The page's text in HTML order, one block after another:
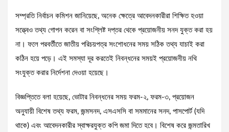
সম্প্রতি নির্বাচন কমিশন জানিয়েছে, অনেক ক্ষেত্রে আবেদনকারীরা শিক্ষিত হওয়া
সত্ত্বেও তথ্য গোপন করেন বা সংশ্লিষ্ট দপ্তর থেকে প্রয়োজনীয় সনদ যুক্ত করা হয়
না। ফলে পরবর্তীতে জাতীয় পরিচয়পত্র সংশোধনের সময় সঠিক তথ্য যাচাই করা
কঠিন হয়ে পড়ে। এই সমস্যা দূর করতেই নিবন্ধনের সময়ই প্রয়োজনীয় নথি
সংযুক্ত করার নির্দেশনা দেওয়া হয়েছে।
বিজ্ঞপ্তিতে বলা হয়েছে, ভোটার নিবন্ধনের সময় ফরম-২, ফরম-৩, প্রয়োজন
অনুযায়ী বিশেষ তথ্য ফরম, জন্মসনদ, এসএসসি বা সমমানের সনদ, পাসপোর্ট (যদি
থাকে) এবং আবেদনকারীর স্বাক্ষরযুক্ত কপি জমা দিতে হবে। বিশেষ করে জন্মতারিখ